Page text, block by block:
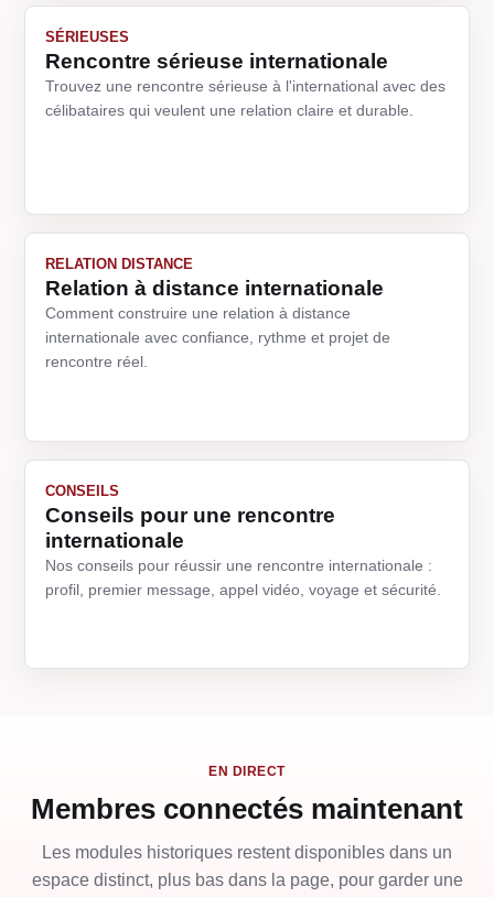
SÉRIEUSES
Rencontre sérieuse internationale
Trouvez une rencontre sérieuse à l'international avec des
célibataires qui veulent une relation claire et durable.
RELATION DISTANCE
Relation à distance internationale
Comment construire une relation à distance
internationale avec confiance, rythme et projet de
rencontre réel.
CONSEILS
Conseils pour une rencontre
internationale
Nos conseils pour réussir une rencontre internationale :
profil, premier message, appel vidéo, voyage et sécurité.
EN DIRECT
Membres connectés maintenant
Les modules historiques restent disponibles dans un
espace distinct, plus bas dans la page, pour garder une